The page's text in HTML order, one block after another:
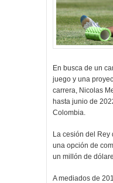
En busca de un
juego y una
carrera, Nicolas
hasta junio de
Colombia.
La cesión del Rey
una opción de
un millón de
A mediados de